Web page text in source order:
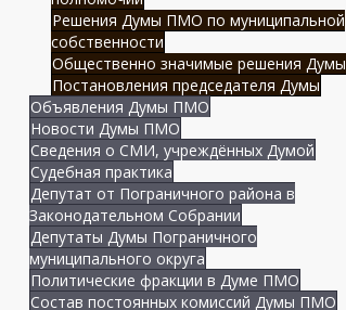
Решения Думы ПМО по муниципальной
собственности
Общественно значимые решения Думы
Постановления председателя Думы
Объявления Думы ПМО
Новости Думы ПМО
Сведения о СМИ, учреждённых Думой
Судебная практика
Депутат от Пограничного района в
Законодательном Собрании
Депутаты Думы Пограничного
муниципального округа
Политические фракции в Думе ПМО
Состав постоянных комиссий Думы ПМО